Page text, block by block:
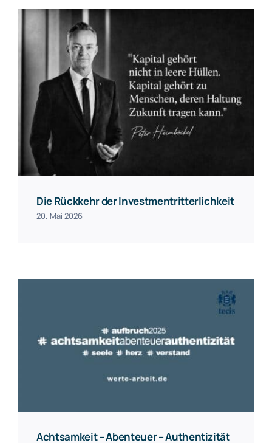
Die Rückkehr der Investmentritterlichkeit
20. Mai 2026
Achtsamkeit – Abenteuer – Authentizität